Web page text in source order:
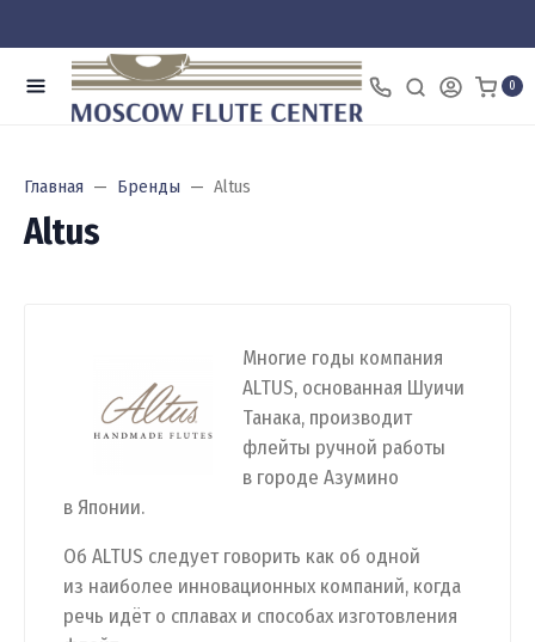
0
Главная Бренды Altus
Altus
Многие годы компания
ALTUS, основанная Шуичи
Танака, производит
флейты ручной работы
в городе Азумино
в Японии.
Об ALTUS следует говорить как об одной
из наиболее инновационных компаний, когда
речь идёт о сплавах и способах изготовления